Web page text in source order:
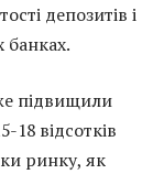
депозитів і
банках.
підвищили
18 відсотків
ринку, як